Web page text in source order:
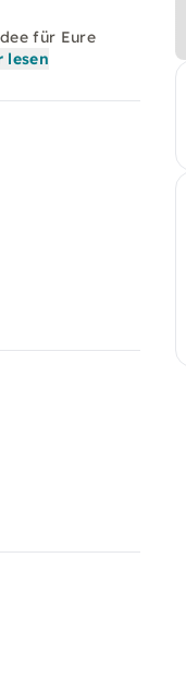
für Eure
lesen